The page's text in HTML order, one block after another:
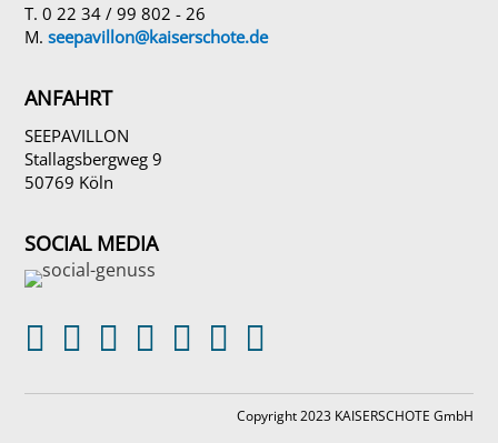
T. 0 22 34 / 99 802 - 26
M. seepavillon@kaiserschote.de
ANFAHRT
SEEPAVILLON
Stallagsbergweg 9
50769 Köln
SOCIAL MEDIA
      
Copyright 2023 KAISERSCHOTE GmbH